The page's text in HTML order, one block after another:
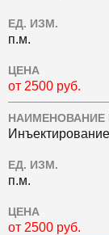
ЕД. ИЗМ.
п.м.
ЦЕНА
от 2500 руб.
НАИМЕНОВАНИЕ
ЕД. ИЗМ.
п.м.
ЦЕНА
от 2500 руб.